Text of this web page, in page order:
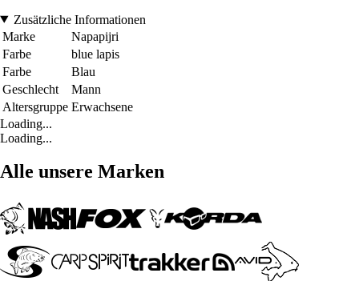
Zusätzliche Informationen
Marke
Napapijri
Farbe
blue lapis
Farbe
Blau
Geschlecht
Mann
Altersgruppe Erwachsene
Loading...
Loading...
Alle unsere Marken